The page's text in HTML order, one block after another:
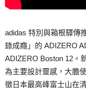
adidas 特別與箱根驛傳
錄成癮」的 ADIZERO
ADIZERO Boston 12。
為主要設計靈感，大膽
徵日本最高峰富士山在